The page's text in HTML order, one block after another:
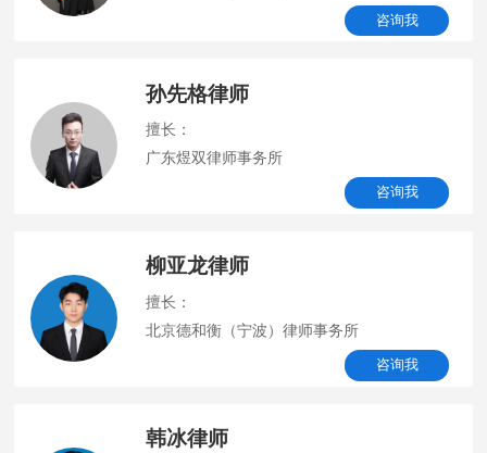
咨询我
孙先格律师
擅长：
广东煜双律师事务所
咨询我
柳亚龙律师
擅长：
北京德和衡（宁波）律师事务所
咨询我
韩冰律师